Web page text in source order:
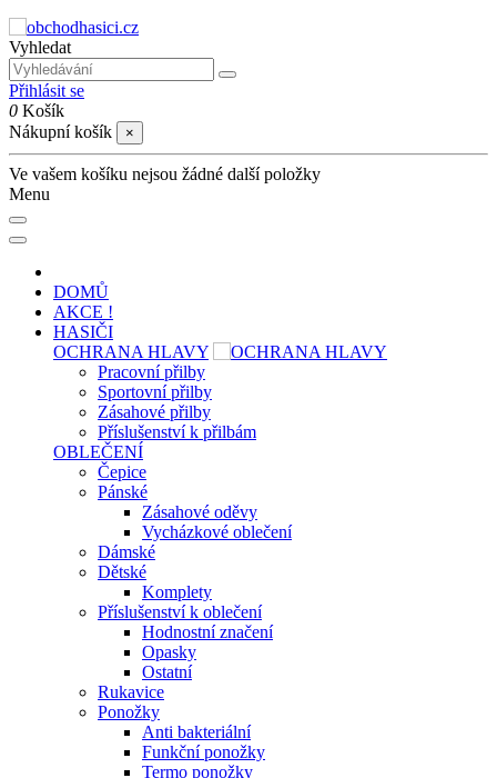
Vyhledat
Přihlásit se
0 Košík
Nákupní košík
×
Ve vašem košíku nejsou žádné další položky
Menu
DOMŮ
AKCE !
HASIČI
OCHRANA HLAVY
Pracovní přilby
Sportovní přilby
Zásahové přilby
Příslušenství k přilbám
OBLEČENÍ
Čepice
Pánské
Zásahové oděvy
Vycházkové oblečení
Dámské
Dětské
Komplety
Příslušenství k oblečení
Hodnostní značení
Opasky
Ostatní
Rukavice
Ponožky
Anti bakteriální
Funkční ponožky
Termo ponožky